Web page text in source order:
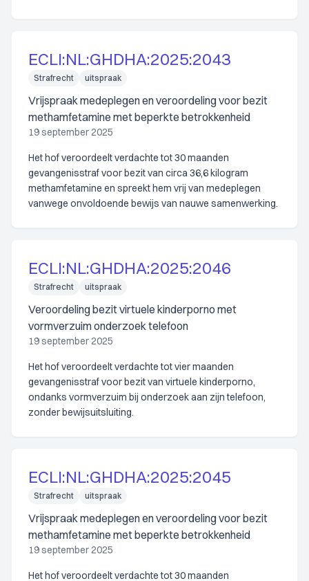
ECLI:NL:GHDHA:2025:2043
Strafrecht uitspraak
Vrijspraak medeplegen en veroordeling voor bezit
methamfetamine met beperkte betrokkenheid
19 september 2025
Het hof veroordeelt verdachte tot 30 maanden
gevangenisstraf voor bezit van circa 36,6 kilogram
methamfetamine en spreekt hem vrij van medeplegen
vanwege onvoldoende bewijs van nauwe samenwerking.
ECLI:NL:GHDHA:2025:2046
Strafrecht uitspraak
Veroordeling bezit virtuele kinderporno met
vormverzuim onderzoek telefoon
19 september 2025
Het hof veroordeelt verdachte tot vier maanden
gevangenisstraf voor bezit van virtuele kinderporno,
ondanks vormverzuim bij onderzoek aan zijn telefoon,
zonder bewijsuitsluiting.
ECLI:NL:GHDHA:2025:2045
Strafrecht uitspraak
Vrijspraak medeplegen en veroordeling voor bezit
methamfetamine met beperkte betrokkenheid
19 september 2025
Het hof veroordeelt verdachte tot 30 maanden